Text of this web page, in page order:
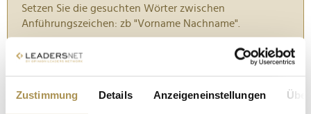
Zustimmung Details Anzeigeneinstellungen
Setzen Sie die gesuchten Wörter zwischen
Anführungszeichen: zb "Vorname Nachname".